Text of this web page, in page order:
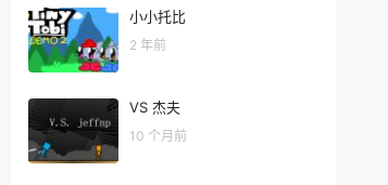
小小托比
2 年前
VS 杰夫
10 个月前